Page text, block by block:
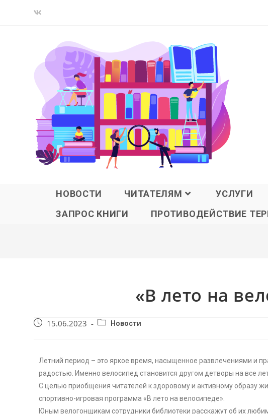
НОВОСТИ ЧИТАТЕЛЯМ УСЛУГИ
ЗАПРОС КНИГИ
ПРОТИВОДЕЙСТВИЕ
«В лето на
15.06.2023 Новости
Летний период – это яркое время, насыщенное развлечениями и
радостью. Именно велосипед становится другом детворы на все
С целью приобщения читателей к здоровому и активному образу
спортивно-игровая программа «В лето на велосипеде».
Юным велогонщикам сотрудники библиотеки расскажут об их